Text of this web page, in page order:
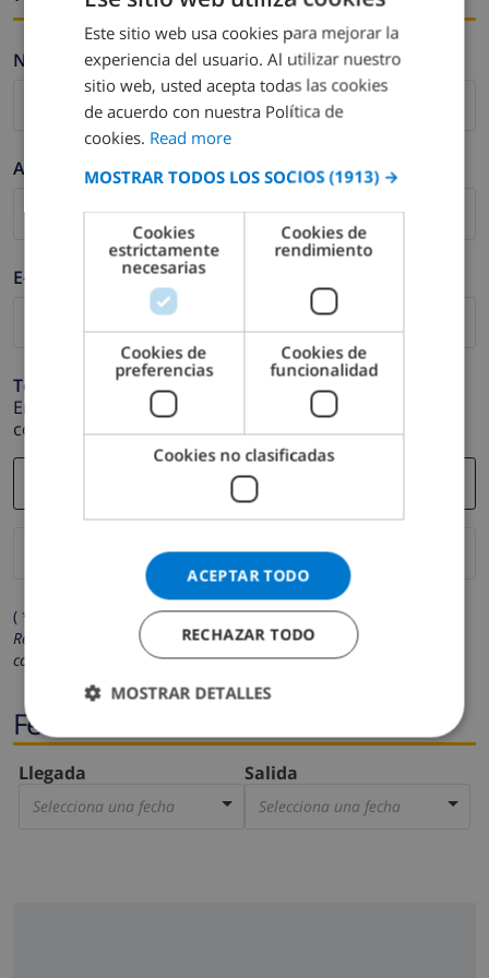
Nombre *
Apellidos *
E-mail *
Teléfono *
En caso de que su dirección de e-mail no funcione
correctamente.
( * Los campos marcados con un asterisco son obligatorios )
Respetamos su privacidad. Sus datos personales no serán
compartidos con ninguna otra persona o empresa.
Fechas
Llegada
Selecciona una fecha
Salida
Selecciona una fecha
ENGLISH
DUTCH
FRENCH
GERMAN
CATALAN
ITALIAN
DANISH
Este sitio web usa cookies para mejorar la
experiencia del usuario. Al utilizar nuestro
sitio web, usted acepta todas las cookies
de acuerdo con nuestra Política de
cookies. Read more
MOSTRAR TODOS LOS SOCIOS (1913) →
Cookies
estrictamente
necesarias
Cookies de
rendimiento
Cookies de
preferencias
Cookies de
funcionalidad
Cookies no clasificadas
ACEPTAR TODO
RECHAZAR TODO
MOSTRAR DETALLES